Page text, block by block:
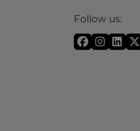
Follow us: